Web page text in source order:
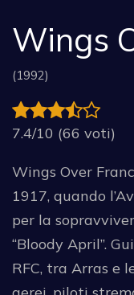
Wings
(1992)
7.4/10 (66 voti)
Wings Over
1917, quando
per la
“Bloody April”.
RFC, tra Arras e